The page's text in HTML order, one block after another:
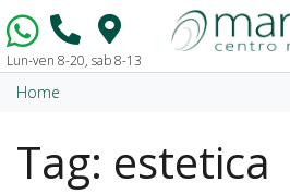
Vai al contenuto
Lun-ven 8-20, sab 8-13
Home
Tag: estetica